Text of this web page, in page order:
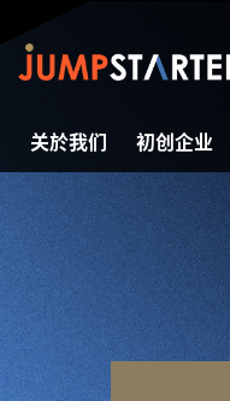
关於我们 初创企业